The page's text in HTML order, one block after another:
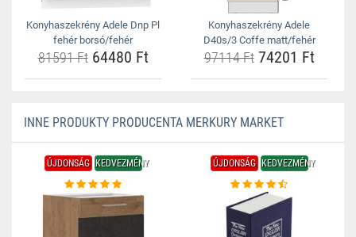
Konyhaszekrény Adele Dnp Pl
fehér borsó/fehér
81591 Ft64480 Ft
Konyhaszekrény Adele
D40s/3 Coffe matt/fehér
97114 Ft74201 Ft
INNE PRODUKTY PRODUCENTA MERKURY MARKET
ÚJDONSÁG KEDVEZMÉNY ÚJDONSÁG KEDVEZMÉNY